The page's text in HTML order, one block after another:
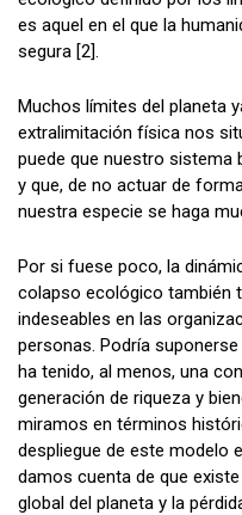
es aquel en el que la
segura [2].
Muchos límites del planeta
extralimitación física nos
puede que nuestro
y que, de no actuar de
nuestra especie se haga
Por si fuese poco, la
colapso ecológico también
indeseables en las
personas. Podría
ha tenido, al menos, una
generación de riqueza y
miramos en términos
despliegue de este modelo
damos cuenta de que
global del planeta y la